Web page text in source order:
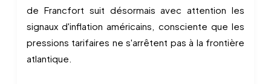
de Francfort suit désormais avec attention les
signaux d'inflation américains, consciente que les
pressions tarifaires ne s'arrêtent pas à la frontière
atlantique.